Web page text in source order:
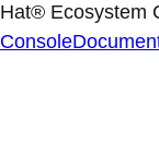
Hat® Ecosystem
Console